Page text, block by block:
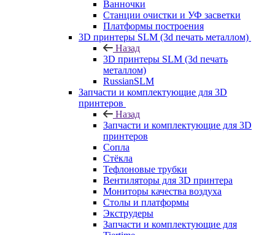
Ванночки
Станции очистки и УФ засветки
Платформы построения
3D принтеры SLM (3d печать металлом)
Назад
3D принтеры SLM (3d печать
металлом)
RussianSLM
Запчасти и комплектующие для 3D
принтеров
Назад
Запчасти и комплектующие для 3D
принтеров
Сопла
Cтёкла
Тефлоновые трубки
Вентиляторы для 3D принтера
Мониторы качества воздуха
Столы и платформы
Экструдеры
Запчасти и комплектующие для